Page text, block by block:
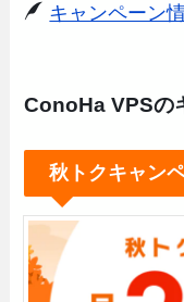
キャンペーン
ConoHa VPSの
秋トクキャン